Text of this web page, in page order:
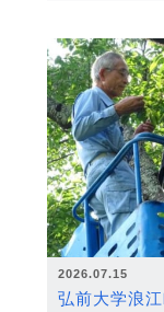
2026.07.15
弘前大学浪